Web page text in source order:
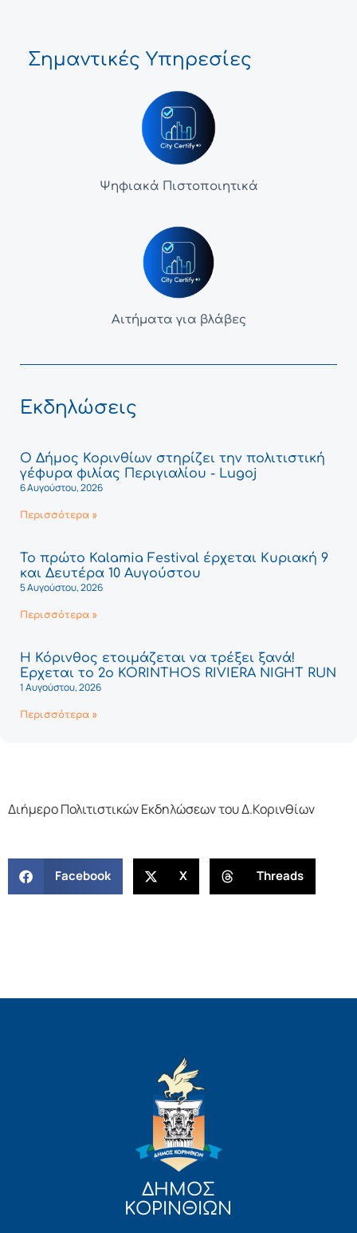
Σημαντικές Υπηρεσίες
Ψηφιακά Πιστοποιητικά
Αιτήματα για βλάβες
Εκδηλώσεις
Ο Δήμος Κορινθίων στηρίζει την πολιτιστική
γέφυρα φιλίας Περιγιαλίου - Lugoj
6 Αυγούστου, 2026
Περισσότερα »
Το πρώτο Kalamia Festival έρχεται Κυριακή 9
και Δευτέρα 10 Αυγούστου
5 Αυγούστου, 2026
Περισσότερα »
Η Κόρινθος ετοιμάζεται να τρέξει ξανά!
Έρχεται το 2ο KORINTHOS RIVIERA NIGHT RUN
1 Αυγούστου, 2026
Περισσότερα »
Διήμερο Πολιτιστικών Εκδηλώσεων του Δ.Κορινθίων
Facebook X Threads
ΔΗΜΟΣ
ΚΟΡΙΝΘΙΩΝ